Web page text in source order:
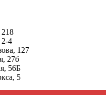
4
127
27б
56Б
5